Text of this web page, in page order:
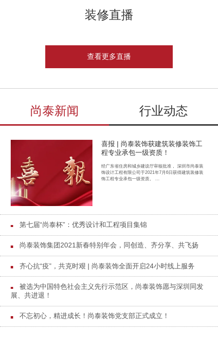
装修直播
查看更多直播
尚泰新闻 行业动态
喜报 | 尚泰装饰获建筑装修装饰工
程专业承包一级资质！
经广东省住房和城乡建设厅审核批准， 深圳市尚泰装
饰设计工程有限公司于2021年7月6日获得建筑装修装
饰工程专业承包一级资质。 ...
第七届“尚泰杯”：优秀设计和工程项目集锦
尚泰装饰集团2021新春特别年会，同创造、齐分享、共飞扬
齐心抗“疫”，共克时艰 | 尚泰装饰全面开启24小时线上服务
被选为中国特色社会主义先行示范区，尚泰装饰愿与深圳同发
展、共进退！
不忘初心，精进成长！尚泰装饰党支部正式成立！